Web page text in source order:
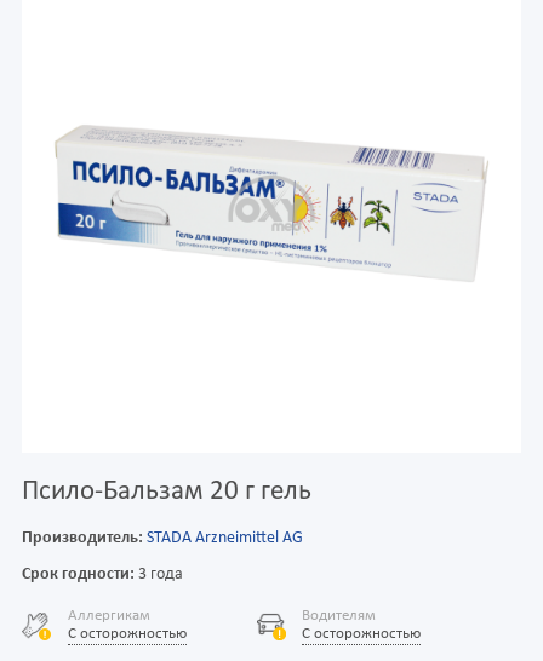
Псило-Бальзам 20 г гель
Производитель: STADA Arzneimittel AG
Срок годности: 3 года
Аллергикам
С осторожностью
Водителям
С осторожностью